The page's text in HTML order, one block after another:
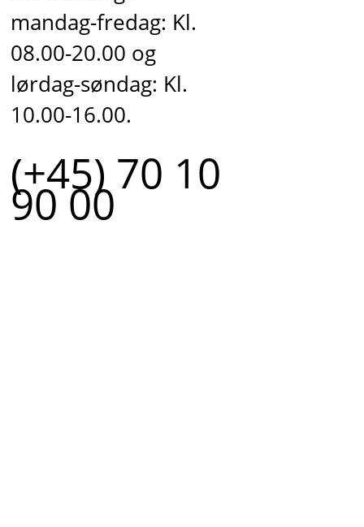
mandag-fredag: Kl.
08.00-20.00 og
lørdag-søndag: Kl.
10.00-16.00.
(+45) 70 10
90 00